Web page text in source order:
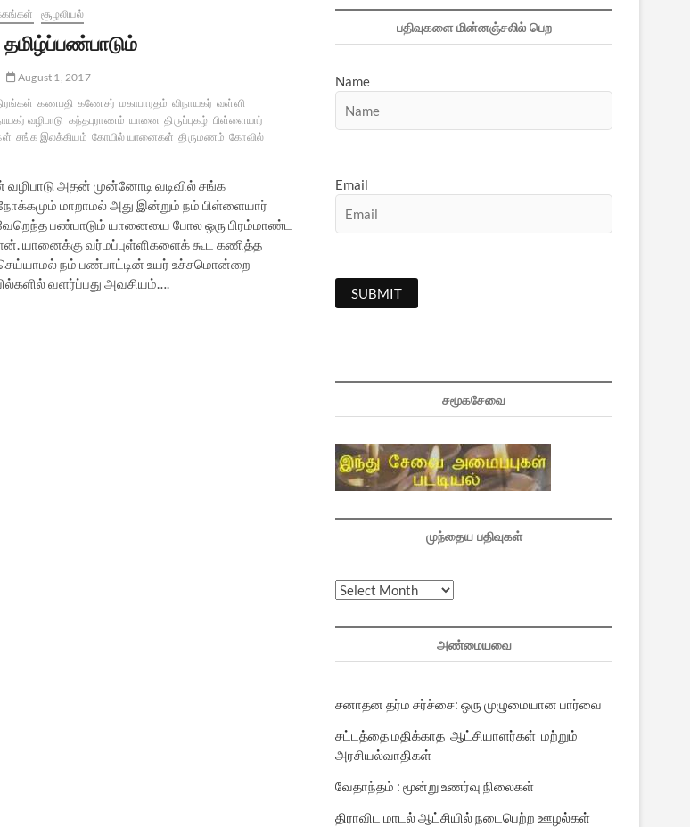
சூழலியல்
August 1, 2017
கணபதி கணேசர் மகாபாரதம் விநாயகர் வள்ளி
வழிபாடு கந்தபுராணம் யானை திருப்புகழ் பிள்ளையார்
சங்க இலக்கியம் கோயில் யானைகள் திருமணம் கோவில்
வழிபாடு அதன் முன்னோடி வடிவில் சங்க
மாறாமல் அது இன்றும் நம் பிள்ளையார்
வேறெந்த பண்பாடும் யானையை போல ஒரு பிரம்மாண்ட
யானைக்கு வர்மப்புள்ளிகளைக் கூட கணித்த
நம் பண்பாட்டின் உயர் உச்சமொன்றை
வளர்ப்பது அவசியம்….
பதிவுகளை மின்னஞ்சலில் பெற
Name
Email
சமூகசேவை
முந்தைய பதிவுகள்
முந்தைய
அண்மையவை
சனாதன தர்ம சர்ச்சை: ஒரு முழுமையான பார்வை
சட்டத்தை மதிக்காத ஆட்சியாளர்கள் மற்றும்
அரசியல்வாதிகள்
வேதாந்தம் : மூன்று உணர்வு நிலைகள்
திராவிட மாடல் ஆட்சியில் நடைபெற்ற ஊழல்கள்